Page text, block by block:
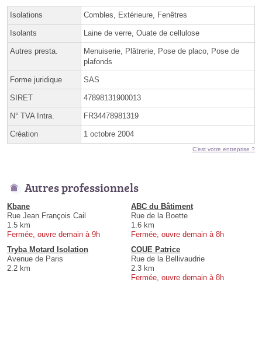
Isolations Combles, Extérieure, Fenêtres
Isolants Laine de verre, Ouate de cellulose
Autres presta.
Menuiserie, Plâtrerie, Pose de placo, Pose de
plafonds
Forme juridique SAS
SIRET 47898131900013
N° TVA Intra. FR34478981319
Création 1 octobre 2004
C'est votre entreprise ?
Autres professionnels
Kbane
Rue Jean François Cail
1.5 km
Fermée, ouvre demain à 9h
ABC du Bâtiment
Rue de la Boette
1.6 km
Fermée, ouvre demain à 8h
Tryba Motard Isolation
Avenue de Paris
2.2 km
COUE Patrice
Rue de la Bellivaudrie
2.3 km
Fermée, ouvre demain à 8h